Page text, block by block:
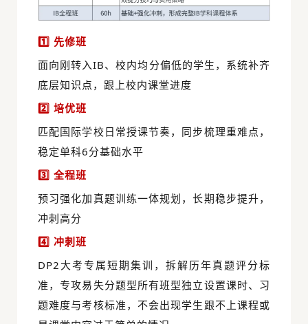
1️⃣ 先修班
面向刚转入IB、校内均分偏低的学生，系统补齐
底层知识点，跟上校内课堂进度
2️⃣ 培优班
匹配国际学校日常授课节奏，同步梳理重难点，
稳定单科6分基础水平
3️⃣ 全程班
预习强化加真题训练一体规划，长期稳步提升，
冲刺高分
4️⃣ 冲刺班
DP2大考专属短期集训，拆解历年真题评分标
准，专攻易失分题型所有班型独立设置课时、习
题难度与考核标准，不会出现学生跟不上课程或